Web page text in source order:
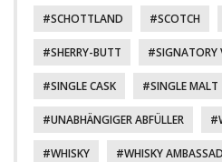
SCHOTTLAND SCOTCH
SHERRY-BUTT SIGNATORY
SINGLE CASK SINGLE MALT
UNABHÄNGIGER ABFÜLLER
WHISKY WHISKY